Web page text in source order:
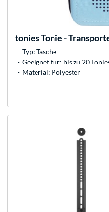
toniesTonie -
Typ: Tasche
Geeignet für: bis zu 20
Material: Polyester